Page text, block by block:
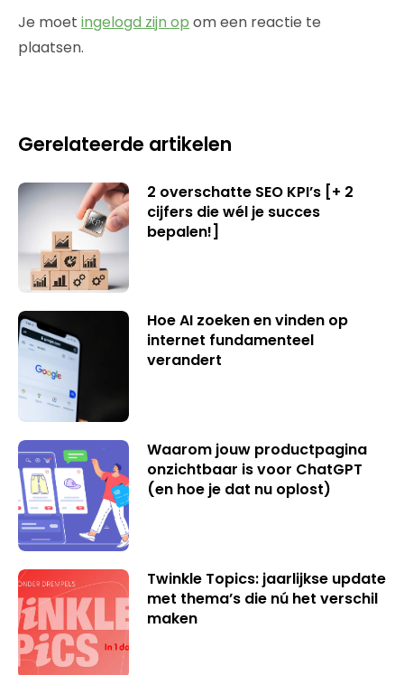
Je moet ingelogd zijn op om een reactie te
plaatsen.
Gerelateerde artikelen
2 overschatte SEO KPI’s [+ 2
cijfers die wél je succes
bepalen!]
Hoe AI zoeken en vinden op
internet fundamenteel
verandert
Waarom jouw productpagina
onzichtbaar is voor ChatGPT
(en hoe je dat nu oplost)
Twinkle Topics: jaarlijkse update
met thema’s die nú het verschil
maken